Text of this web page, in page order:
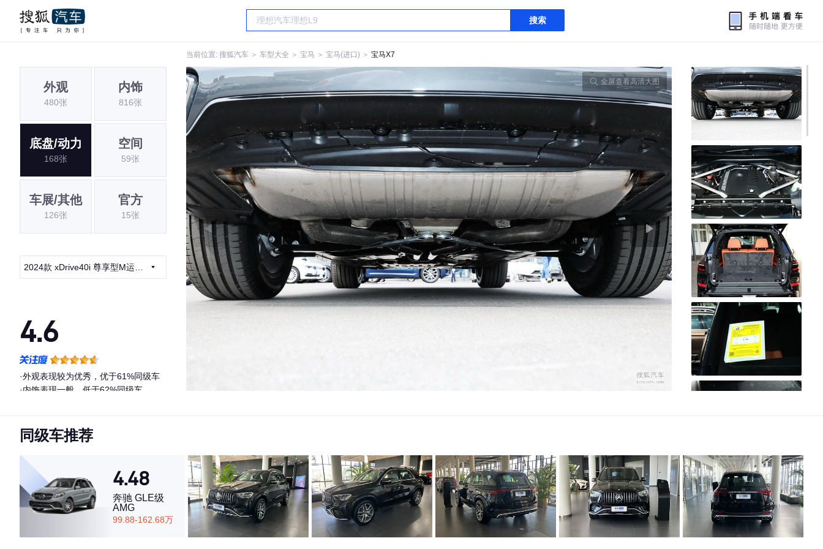
搜索
当前位置: 搜狐汽车 ＞ 车型大全 ＞ 宝马 ＞ 宝马(进口) ＞ 宝马X7
外观
480张
内饰
816张
底盘/动力
168张
空间
59张
车展/其他
126张
官方
15张
2024款 xDrive40i 尊享型M运动
4.6
·外观表现较为优秀，优于61%同级车
·内饰表现一般，低于62%同级车
全屏查看高清大图
同级车推荐
4.48
奔驰 GLE级
AMG
99.88-162.68万